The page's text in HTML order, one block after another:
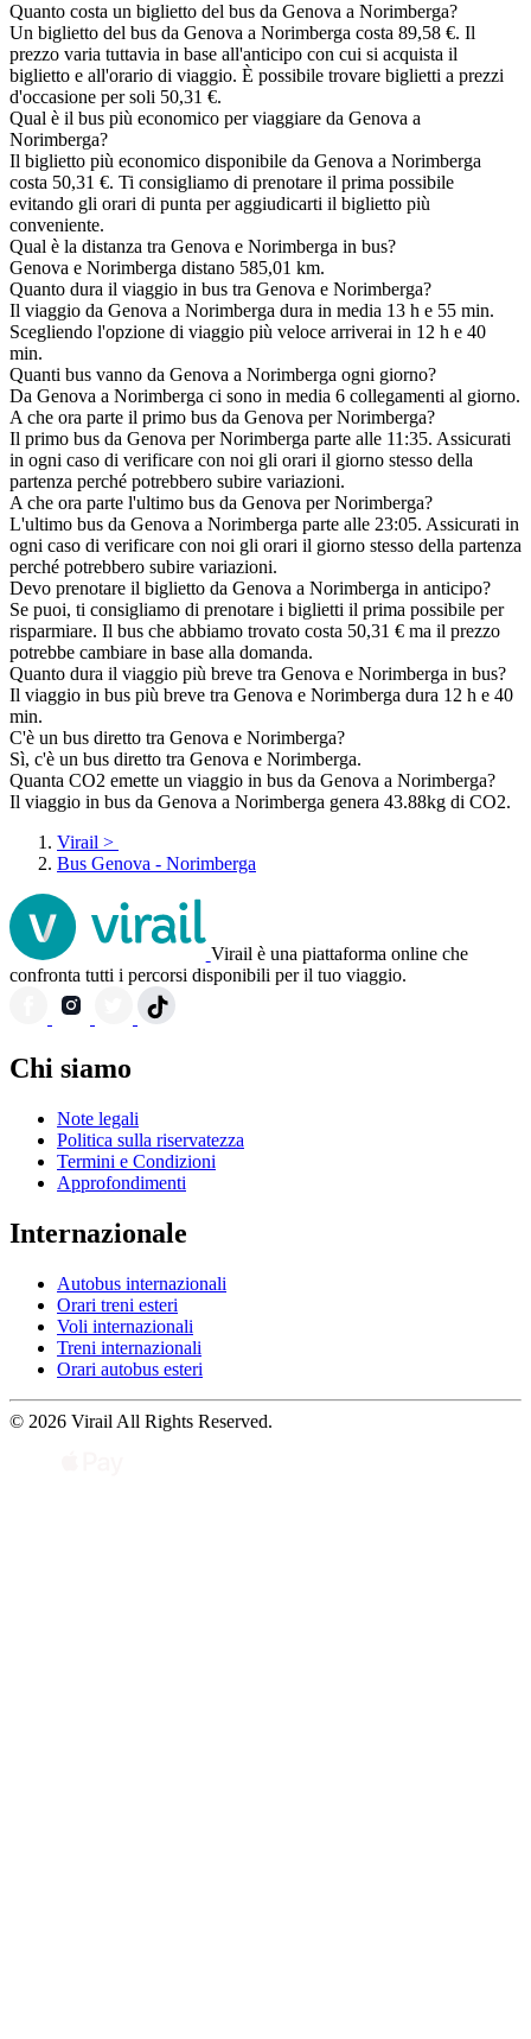
Quanto costa un biglietto del bus da Genova a Norimberga?
Un biglietto del bus da Genova a Norimberga costa 89,58 €. Il
prezzo varia tuttavia in base all'anticipo con cui si acquista il
biglietto e all'orario di viaggio. È possibile trovare biglietti a prezzi
d'occasione per soli 50,31 €.
Qual è il bus più economico per viaggiare da Genova a
Norimberga?
Il biglietto più economico disponibile da Genova a Norimberga
costa 50,31 €. Ti consigliamo di prenotare il prima possibile
evitando gli orari di punta per aggiudicarti il biglietto più
conveniente.
Qual è la distanza tra Genova e Norimberga in bus?
Genova e Norimberga distano 585,01 km.
Quanto dura il viaggio in bus tra Genova e Norimberga?
Il viaggio da Genova a Norimberga dura in media 13 h e 55 min.
Scegliendo l'opzione di viaggio più veloce arriverai in 12 h e 40
min.
Quanti bus vanno da Genova a Norimberga ogni giorno?
Da Genova a Norimberga ci sono in media 6 collegamenti al giorno.
A che ora parte il primo bus da Genova per Norimberga?
Il primo bus da Genova per Norimberga parte alle 11:35. Assicurati
in ogni caso di verificare con noi gli orari il giorno stesso della
partenza perché potrebbero subire variazioni.
A che ora parte l'ultimo bus da Genova per Norimberga?
L'ultimo bus da Genova a Norimberga parte alle 23:05. Assicurati in
ogni caso di verificare con noi gli orari il giorno stesso della partenza
perché potrebbero subire variazioni.
Devo prenotare il biglietto da Genova a Norimberga in anticipo?
Se puoi, ti consigliamo di prenotare i biglietti il prima possibile per
risparmiare. Il bus che abbiamo trovato costa 50,31 € ma il prezzo
potrebbe cambiare in base alla domanda.
Quanto dura il viaggio più breve tra Genova e Norimberga in bus?
Il viaggio in bus più breve tra Genova e Norimberga dura 12 h e 40
min.
C'è un bus diretto tra Genova e Norimberga?
Sì, c'è un bus diretto tra Genova e Norimberga.
Quanta CO2 emette un viaggio in bus da Genova a Norimberga?
Il viaggio in bus da Genova a Norimberga genera 43.88kg di CO2.
Virail >
Bus Genova - Norimberga
Virail è una piattaforma online che
confronta tutti i percorsi disponibili per il tuo viaggio.
Chi siamo
Note legali
Politica sulla riservatezza
Termini e Condizioni
Approfondimenti
Internazionale
Autobus internazionali
Orari treni esteri
Voli internazionali
Treni internazionali
Orari autobus esteri
© 2026 Virail All Rights Reserved.